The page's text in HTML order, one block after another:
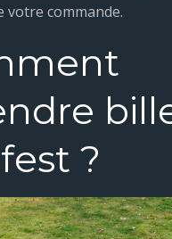
votre commande.
?